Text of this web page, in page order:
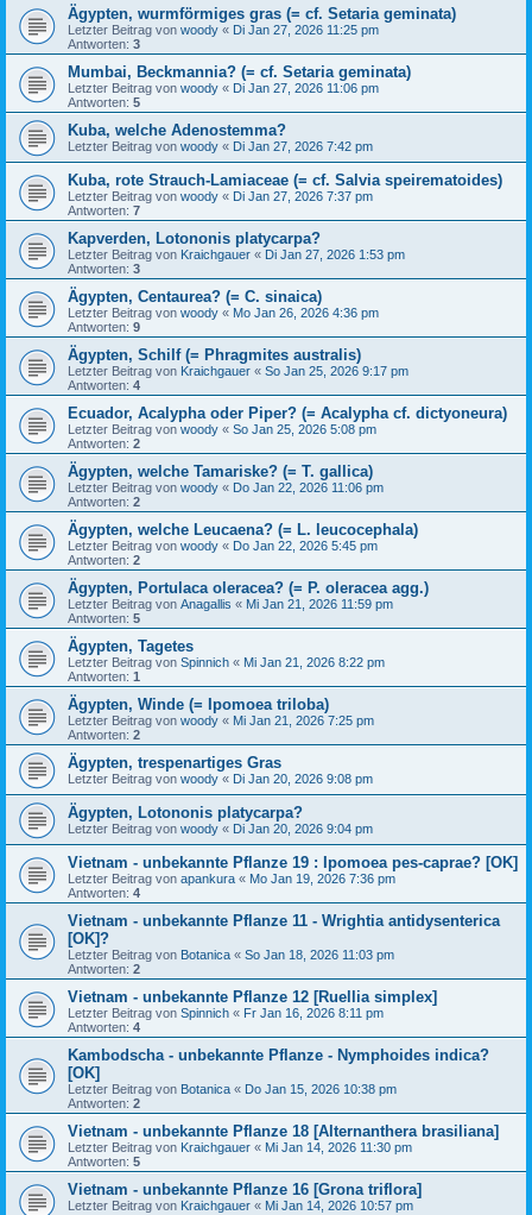
Ägypten, wurmförmiges gras (= cf. Setaria geminata)
Letzter Beitrag von woody « Di Jan 27, 2026 11:25 pm
Antworten: 3
Mumbai, Beckmannia? (= cf. Setaria geminata)
Letzter Beitrag von woody « Di Jan 27, 2026 11:06 pm
Antworten: 5
Kuba, welche Adenostemma?
Letzter Beitrag von woody « Di Jan 27, 2026 7:42 pm
Kuba, rote Strauch-Lamiaceae (= cf. Salvia speirematoides)
Letzter Beitrag von woody « Di Jan 27, 2026 7:37 pm
Antworten: 7
Kapverden, Lotononis platycarpa?
Letzter Beitrag von Kraichgauer « Di Jan 27, 2026 1:53 pm
Antworten: 3
Ägypten, Centaurea? (= C. sinaica)
Letzter Beitrag von woody « Mo Jan 26, 2026 4:36 pm
Antworten: 9
Ägypten, Schilf (= Phragmites australis)
Letzter Beitrag von Kraichgauer « So Jan 25, 2026 9:17 pm
Antworten: 4
Ecuador, Acalypha oder Piper? (= Acalypha cf. dictyoneura)
Letzter Beitrag von woody « So Jan 25, 2026 5:08 pm
Antworten: 2
Ägypten, welche Tamariske? (= T. gallica)
Letzter Beitrag von woody « Do Jan 22, 2026 11:06 pm
Antworten: 2
Ägypten, welche Leucaena? (= L. leucocephala)
Letzter Beitrag von woody « Do Jan 22, 2026 5:45 pm
Antworten: 2
Ägypten, Portulaca oleracea? (= P. oleracea agg.)
Letzter Beitrag von Anagallis « Mi Jan 21, 2026 11:59 pm
Antworten: 5
Ägypten, Tagetes
Letzter Beitrag von Spinnich « Mi Jan 21, 2026 8:22 pm
Antworten: 1
Ägypten, Winde (= Ipomoea triloba)
Letzter Beitrag von woody « Mi Jan 21, 2026 7:25 pm
Antworten: 2
Ägypten, trespenartiges Gras
Letzter Beitrag von woody « Di Jan 20, 2026 9:08 pm
Ägypten, Lotononis platycarpa?
Letzter Beitrag von woody « Di Jan 20, 2026 9:04 pm
Vietnam - unbekannte Pflanze 19 : Ipomoea pes-caprae? [OK]
Letzter Beitrag von apankura « Mo Jan 19, 2026 7:36 pm
Antworten: 4
Vietnam - unbekannte Pflanze 11 - Wrightia antidysenterica
[OK]?
Letzter Beitrag von Botanica « So Jan 18, 2026 11:03 pm
Antworten: 2
Vietnam - unbekannte Pflanze 12 [Ruellia simplex]
Letzter Beitrag von Spinnich « Fr Jan 16, 2026 8:11 pm
Antworten: 4
Kambodscha - unbekannte Pflanze - Nymphoides indica?
[OK]
Letzter Beitrag von Botanica « Do Jan 15, 2026 10:38 pm
Antworten: 2
Vietnam - unbekannte Pflanze 18 [Alternanthera brasiliana]
Letzter Beitrag von Kraichgauer « Mi Jan 14, 2026 11:30 pm
Antworten: 5
Vietnam - unbekannte Pflanze 16 [Grona triflora]
Letzter Beitrag von Kraichgauer « Mi Jan 14, 2026 10:57 pm